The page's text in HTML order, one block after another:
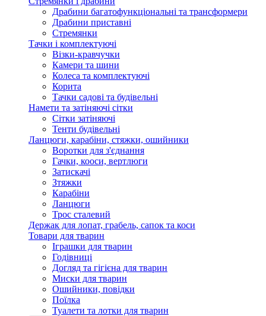
Драбини багатофункціональні та трансформери
Драбини приставні
Стремянки
Тачки і комплектуючі
Візки-кравчучки
Камери та шини
Колеса та комплектуючі
Корита
Тачки садові та будівельні
Намети та затіняючі сітки
Сітки затіняючі
Тенти будівельні
Ланцюги, карабіни, стяжки, ошийники
Воротки для з'єднання
Гачки, кооси, вертлюги
Затискачі
Зтяжки
Карабіни
Ланцюги
Трос сталевий
Держак для лопат, грабель, сапок та коси
Товари для тварин
Іграшки для тварин
Годівниці
Догляд та гігієна для тварин
Миски для тварин
Ошийники, повідки
Поїлка
Туалети та лотки для тварин